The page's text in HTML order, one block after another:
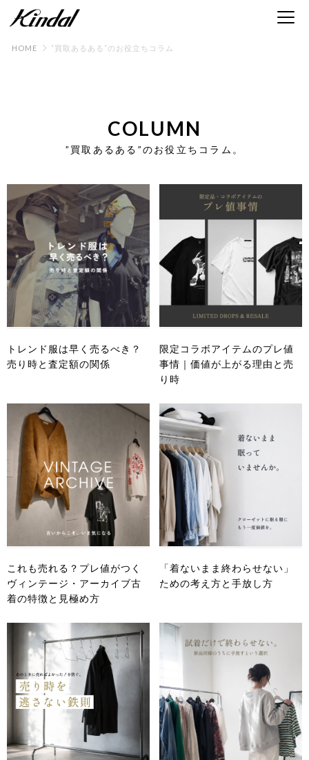
HOME ”買取あるある”のお役立ちコラム
COLUMN
”買取あるある”のお役立ちコラム。
トレンド服は早く売るべき？
売り時と査定額の関係
限定コラボアイテムのプレ値
事情｜価値が上がる理由と売
り時
これも売れる？プレ値がつく
ヴィンテージ・アーカイブ古
着の特徴と見極め方
「着ないまま終わらせない」
ための考え方と手放し方